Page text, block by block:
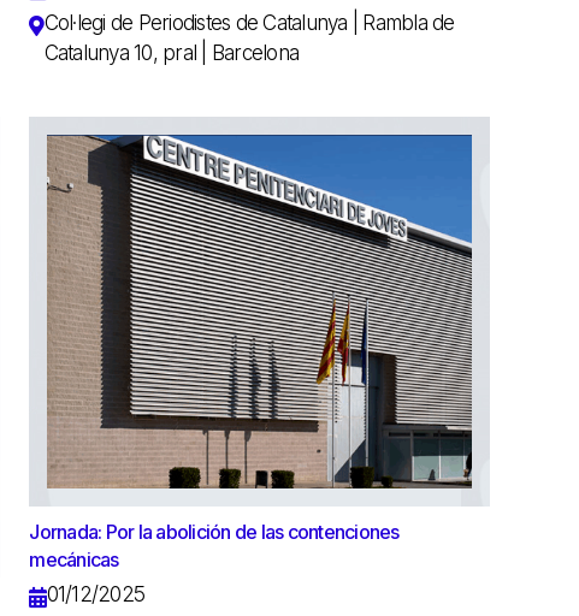
Col·legi de Periodistes de Catalunya | Rambla de
Catalunya 10, pral | Barcelona
Jornada: Por la abolición de las contenciones
mecánicas
01/12/2025